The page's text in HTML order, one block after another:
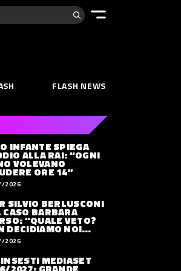
FLASH NEWS
INFANTE SPIEGA
ALLA RAI: “OGNI
VOLEVANO
ORE 14”
2026
SILVIO BERLUSCONI
CASO BARBARA
“QUALE VETO?
DECIDIAMO NOI
LAVORERÀ”
2026
MEDIASET